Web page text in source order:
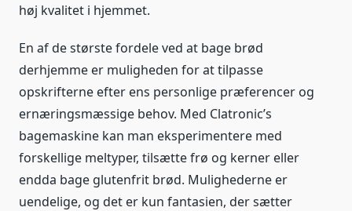
høj kvalitet i hjemmet.
En af de største fordele ved at bage brød
derhjemme er muligheden for at tilpasse
opskrifterne efter ens personlige præferencer og
ernæringsmæssige behov. Med Clatronic’s
bagemaskine kan man eksperimentere med
forskellige meltyper, tilsætte frø og kerner eller
endda bage glutenfrit brød. Mulighederne er
uendelige, og det er kun fantasien, der sætter